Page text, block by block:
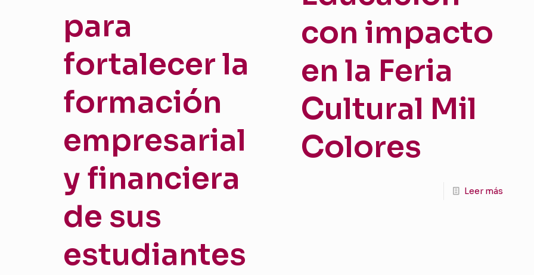
para
fortalecer la
formación
empresarial
y financiera
de sus
estudiantes
con impacto
en la Feria
Cultural Mil
Colores
Leer más